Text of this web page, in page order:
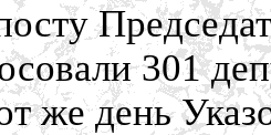
301
же день